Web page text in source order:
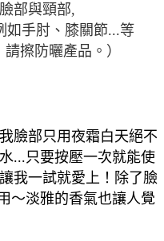
部與頸部,
如手肘、膝關節...等
擦防曬產品。）
臉部只用夜霜白天絕不
...只要按壓一次就能使
我一試就愛上！除了臉
～淡雅的香氣也讓人覺